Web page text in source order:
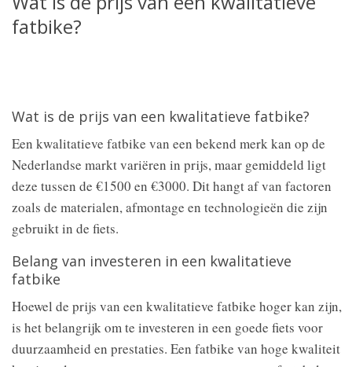
fatbike?
Wat is de prijs van een kwalitatieve fatbike?
Een kwalitatieve fatbike van een bekend merk kan op de
Nederlandse markt variëren in prijs, maar gemiddeld ligt
deze tussen de €1500 en €3000. Dit hangt af van factoren
zoals de materialen, afmontage en technologieën die zijn
gebruikt in de fiets.
Belang van investeren in een kwalitatieve
fatbike
Hoewel de prijs van een kwalitatieve fatbike hoger kan zijn,
is het belangrijk om te investeren in een goede fiets voor
duurzaamheid en prestaties. Een fatbike van hoge kwaliteit